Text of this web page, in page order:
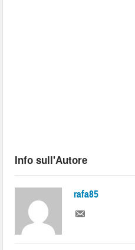
Info sull'Autore
rafa85